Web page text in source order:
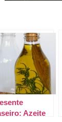
Azeite